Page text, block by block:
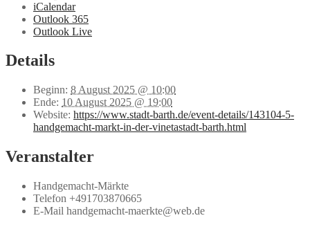
iCalendar
Outlook 365
Outlook Live
Details
Beginn: 8 August 2025 @ 10:00
Ende: 10 August 2025 @ 19:00
Website: https://www.stadt-barth.de/event-details/143104-5-
handgemacht-markt-in-der-vinetastadt-barth.html
Veranstalter
Handgemacht-Märkte
Telefon +491703870665
E-Mail handgemacht-maerkte@web.de